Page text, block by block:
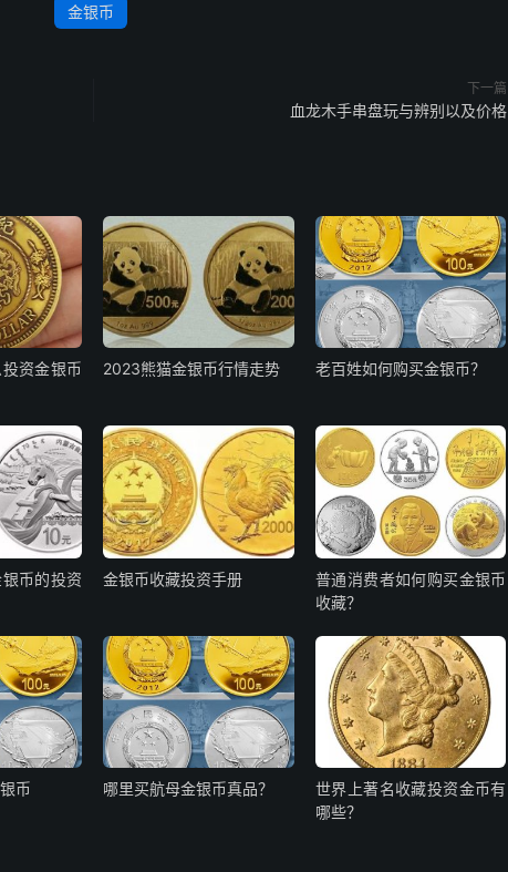
金银币
下一篇
血龙木手串盘玩与辨别以及价格
资金银币
2023熊猫金银币行情走势 老百姓如何购买金银币？
币的投资
金银币收藏投资手册
普通消费者如何购买金银币
收藏？
币 哪里买航母金银币真品？
世界上著名收藏投资金币有
哪些？